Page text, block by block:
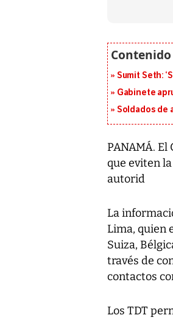
Sumit Seth:
Gabinete
Soldados de
PANAMÁ.
que eviten
autorid
La
Lima, quien
Suiza,
través de
contactos
Los TDT